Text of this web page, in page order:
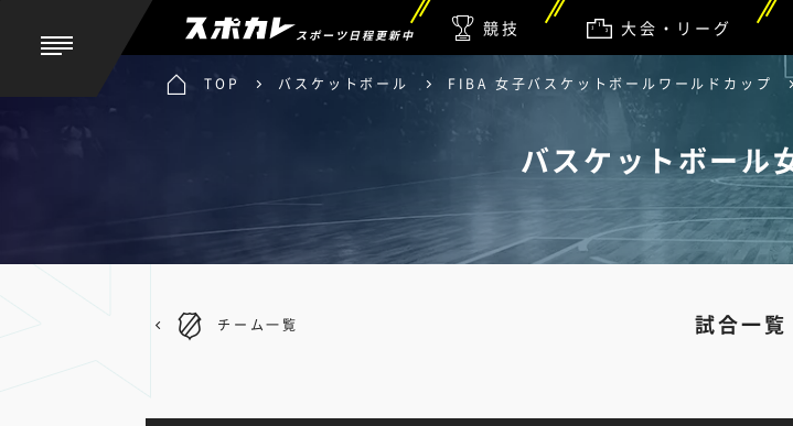
スポーツ日程更新中 競技 大会・リーグ
TOP バスケットボール FIBA 女子バスケットボールワールドカップ
バスケットボール
試合一覧
チーム一覧